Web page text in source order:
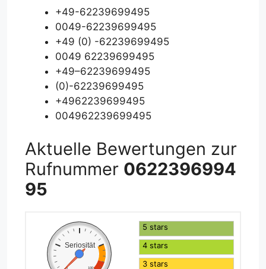
+49-62239699495
0049-62239699495
+49 (0) -62239699495
0049 62239699495
+49–62239699495
(0)-62239699495
+4962239699495
004962239699495
Aktuelle Bewertungen zur
Rufnummer 0622396994
95
Seriosität
0 100
5 stars
4 stars
3 stars